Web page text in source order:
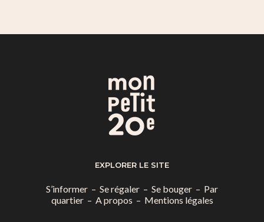
EXPLORER LE SITE
S’informer – Se régaler – Se bouger – Par
quartier– A propos – Mentions légales